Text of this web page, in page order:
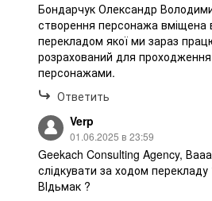
Бондарчук Олександр
створення персонажа вміщена
перекладом якої ми зараз
розрахований для
персонажами.
Ответить
Verp
01.06.2025 в 23:59
Geekach Consulting Agency,
слідкувати за ходом
ВІдьмак ?